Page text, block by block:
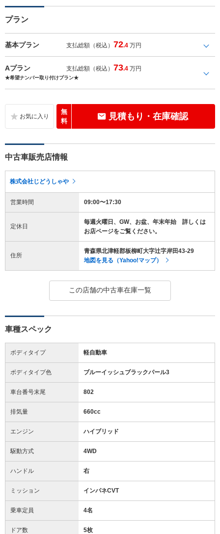
プラン
基本プラン 支払総額（税込） 72.4 万円
Aプラン 支払総額（税込） 73.4 万円
★希望ナンバー取り付けプラン★
無
料
見積もり・在庫確認
中古車販売店情報
株式会社じどうしゃや
営業時間 09:00〜17:30
定休日
毎週火曜日、GW、お盆、年末年始 詳しくは
お店ページをご覧ください。
住所
青森県北津軽郡板柳町大字辻字岸田43-29
地図を見る（Yahoo!マップ）
この店舗の中古車在庫一覧
車種スペック
ボディタイプ 軽自動車
ボディタイプ色 ブルーイッシュブラックパール3
車台番号末尾 802
排気量 660cc
エンジン ハイブリッド
駆動方式 4WD
ハンドル 右
ミッション インパネCVT
乗車定員 4名
ドア数 5枚